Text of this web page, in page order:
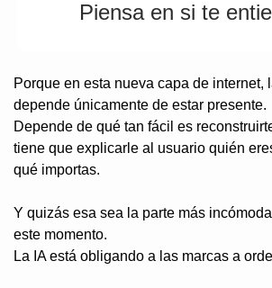
Piensa en si te
Porque en esta nueva capa de internet,
depende únicamente de estar presente.
Depende de qué tan fácil es
tiene que explicarle al usuario quién
qué importas.
Y quizás esa sea la parte más
este momento.
La IA está obligando a las marcas a